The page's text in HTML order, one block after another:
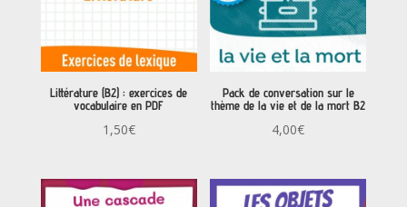
Littérature (B2) : exercices de
vocabulaire en PDF
1,50€
Pack de conversation sur le
thème de la vie et de la mort B2
4,00€